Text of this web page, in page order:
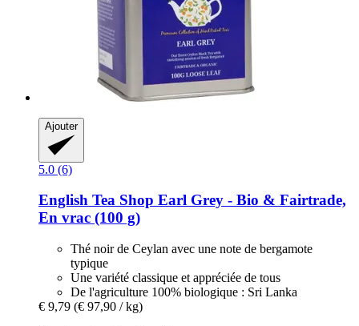
Ajouter
5.0 (6)
English Tea Shop Earl Grey -​ Bio & Fairtrade,
En vrac (100 g)
Thé noir de Ceylan avec une note de bergamote
typique
Une variété classique et appréciée de tous
De l'agriculture 100% biologique : Sri Lanka
€ 9,79 (€ 97,90 / kg)